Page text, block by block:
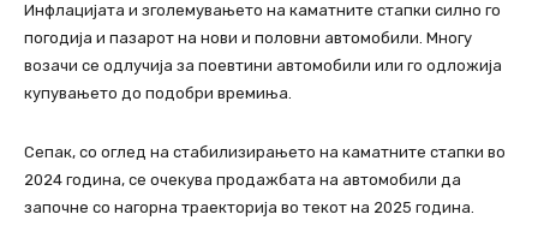
Инфлацијата и зголемувањето на каматните стапки силно го
погодија и пазарот на нови и половни автомобили. Многу
возачи се одлучија за поевтини автомобили или го одложија
купувањето до подобри времиња.
Сепак, со оглед на стабилизирањето на каматните стапки во
2024 година, се очекува продажбата на автомобили да
започне со нагорна траекторија во текот на 2025 година.